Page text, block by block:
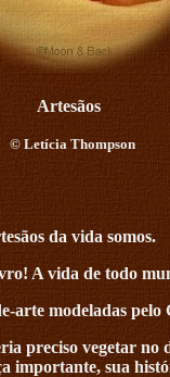
Artesãos
©Letícia Thompson
da vida somos.
A vida de todo
arte modeladas pelo
preciso vegetar
importante, sua